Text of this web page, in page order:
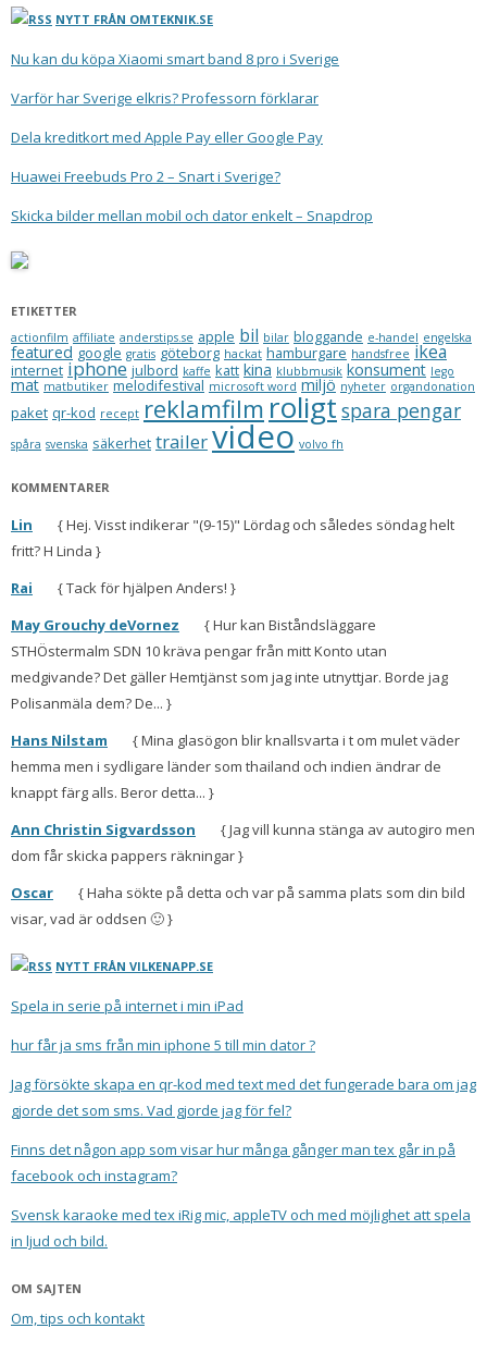
NYTT FRÅN OMTEKNIK.SE
Nu kan du köpa Xiaomi smart band 8 pro i Sverige
Varför har Sverige elkris? Professorn förklarar
Dela kreditkort med Apple Pay eller Google Pay
Huawei Freebuds Pro 2 – Snart i Sverige?
Skicka bilder mellan mobil och dator enkelt – Snapdrop
ETIKETTER
actionfilm affiliate anderstips.se apple bil bilar bloggande e-handel engelska
featured google gratis göteborg hackat hamburgare handsfree ikea
internet iphone julbord kaffe katt kina klubbmusik konsument lego
mat matbutiker melodifestival microsoft word miljö nyheter organdonation
paket qr-kod recept reklamfilm roligt spara pengar
spåra svenska säkerhet trailervideo volvo fh
KOMMENTARER
Lin
{ Hej. Visst indikerar "(9-15)" Lördag och således söndag helt
fritt? H Linda }
Rai
{ Tack för hjälpen Anders! }
May Grouchy deVornez
{ Hur kan Biståndsläggare
STHÖstermalm SDN 10 kräva pengar från mitt Konto utan
medgivande? Det gäller Hemtjänst som jag inte utnyttjar. Borde jag
Polisanmäla dem? De... }
Hans Nilstam
{ Mina glasögon blir knallsvarta i t om mulet väder
hemma men i sydligare länder som thailand och indien ändrar de
knappt färg alls. Beror detta... }
Ann Christin Sigvardsson
{ Jag vill kunna stänga av autogiro men
dom får skicka pappers räkningar }
Oscar
{ Haha sökte på detta och var på samma plats som din bild
visar, vad är oddsen 🙂 }
NYTT FRÅN VILKENAPP.SE
Spela in serie på internet i min iPad
hur får ja sms från min iphone 5 till min dator ?
Jag försökte skapa en qr-kod med text med det fungerade bara om jag
gjorde det som sms. Vad gjorde jag för fel?
Finns det någon app som visar hur många gånger man tex går in på
facebook och instagram?
Svensk karaoke med tex iRig mic, appleTV och med möjlighet att spela
in ljud och bild.
OM SAJTEN
Om, tips och kontakt